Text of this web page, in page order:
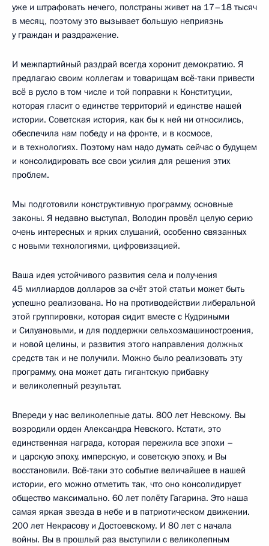
уже и штрафовать нечего, полстраны живет на 17–18 тысяч
в месяц, поэтому это вызывает большую неприязнь
у граждан и раздражение.
И межпартийный раздрай всегда хоронит демократию. Я
предлагаю своим коллегам и товарищам всё-таки привести
всё в русло в том числе и той поправки к Конституции,
которая гласит о единстве территорий и единстве нашей
истории. Советская история, как бы к ней ни относились,
обеспечила нам победу и на фронте, и в космосе,
и в технологиях. Поэтому нам надо думать сейчас о будущем
и консолидировать все свои усилия для решения этих
проблем.
Мы подготовили конструктивную программу, основные
законы. Я недавно выступал, Володин провёл целую серию
очень интересных и ярких слушаний, особенно связанных
с новыми технологиями, цифровизацией.
Ваша идея устойчивого развития села и получения
45 миллиардов долларов за счёт этой статьи может быть
успешно реализована. Но на противодействии либеральной
этой группировки, которая сидит вместе с Кудриными
и Силуановыми, и для поддержки сельхозмашиностроения,
и новой целины, и развития этого направления должных
средств так и не получили. Можно было реализовать эту
программу, она может дать гигантскую прибавку
и великолепный результат.
Впереди у нас великолепные даты. 800 лет Невскому. Вы
возродили орден Александра Невского. Кстати, это
единственная награда, которая пережила все эпохи –
и царскую эпоху, имперскую, и советскую эпоху, и Вы
восстановили. Всё-таки это событие величайшее в нашей
истории, его можно отметить так, что оно консолидирует
общество максимально. 60 лет полёту Гагарина. Это наша
самая яркая звезда в небе и в патриотическом движении.
200 лет Некрасову и Достоевскому. И 80 лет с начала
войны. Вы в прошлый раз выступили с великолепным